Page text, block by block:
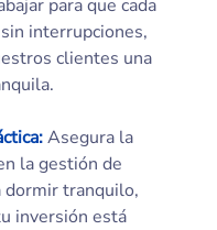
para que cada
interrupciones,
clientes una
Asegura la
la gestión de
dormir tranquilo,
inversión está